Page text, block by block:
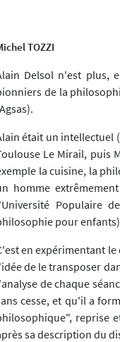
TOZZI
Delsol n'est plus,
de la
était un intellectuel
Le Mirail, puis
la cuisine, la
homme
Populaire
pour
en expérimentant
de le transposer
de chaque
cesse, et qu'il a
reprise
sa description du